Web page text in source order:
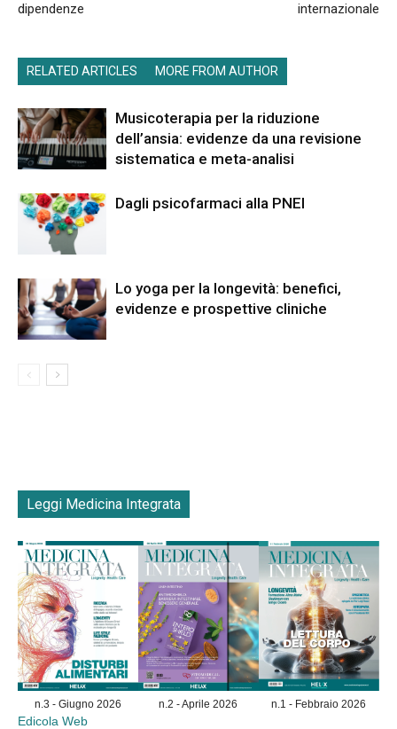
dipendenze
internazionale
RELATED ARTICLES MORE FROM AUTHOR
Musicoterapia per la riduzione
dell’ansia: evidenze da una revisione
sistematica e meta-analisi
Dagli psicofarmaci alla PNEI
Lo yoga per la longevità: benefici,
evidenze e prospettive cliniche
Leggi Medicina Integrata
n.3 - Giugno 2026 n.2 - Aprile 2026 n.1 - Febbraio 2026
Edicola Web